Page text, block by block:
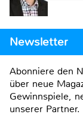
Newsletter
Abonniere den
über neue
Gewinnspiele,
unserer Partner.